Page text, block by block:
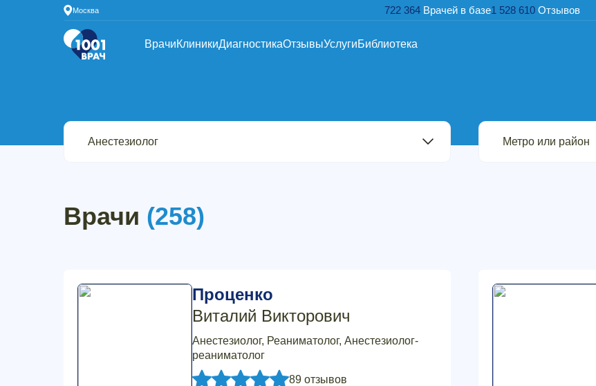
Москва 722 364 Врачей в базе1 528 610 Отзывов
ВрачиКлиникиДиагностикаОтзывыУслугиБиблиотека
Врачи (258)
Проценко
Виталий Викторович
Анестезиолог, Реаниматолог, Анестезиолог-
реаниматолог
89 отзывов